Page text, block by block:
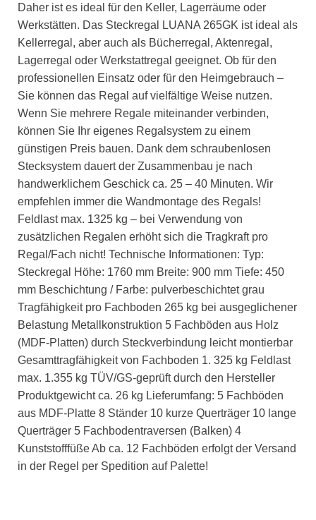
Daher ist es ideal für den Keller, Lagerräume oder
Werkstätten. Das Steckregal LUANA 265GK ist ideal als
Kellerregal, aber auch als Bücherregal, Aktenregal,
Lagerregal oder Werkstattregal geeignet. Ob für den
professionellen Einsatz oder für den Heimgebrauch –
Sie können das Regal auf vielfältige Weise nutzen.
Wenn Sie mehrere Regale miteinander verbinden,
können Sie Ihr eigenes Regalsystem zu einem
günstigen Preis bauen. Dank dem schraubenlosen
Stecksystem dauert der Zusammenbau je nach
handwerklichem Geschick ca. 25 – 40 Minuten. Wir
empfehlen immer die Wandmontage des Regals!
Feldlast max. 1325 kg – bei Verwendung von
zusätzlichen Regalen erhöht sich die Tragkraft pro
Regal/Fach nicht! Technische Informationen: Typ:
Steckregal Höhe: 1760 mm Breite: 900 mm Tiefe: 450
mm Beschichtung / Farbe: pulverbeschichtet grau
Tragfähigkeit pro Fachboden 265 kg bei ausgeglichener
Belastung Metallkonstruktion 5 Fachböden aus Holz
(MDF-Platten) durch Steckverbindung leicht montierbar
Gesamttragfähigkeit von Fachboden 1. 325 kg Feldlast
max. 1.355 kg TÜV/GS-geprüft durch den Hersteller
Produktgewicht ca. 26 kg Lieferumfang: 5 Fachböden
aus MDF-Platte 8 Ständer 10 kurze Querträger 10 lange
Querträger 5 Fachbodentraversen (Balken) 4
Kunststofffüße Ab ca. 12 Fachböden erfolgt der Versand
in der Regel per Spedition auf Palette!